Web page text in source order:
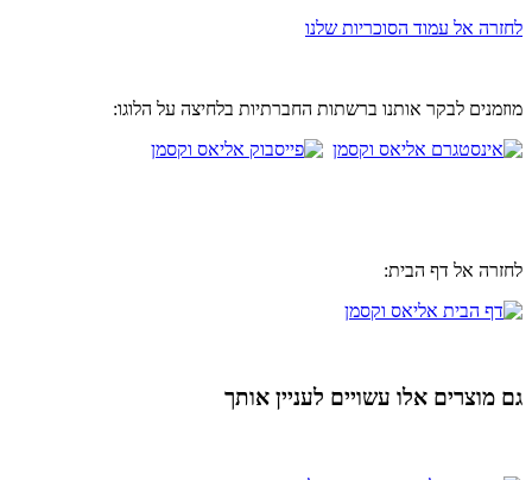
לחזרה אל עמוד הסוכריות שלנו
מוזמנים לבקר אותנו ברשתות החברתיות בלחיצה על הלוגו:
לחזרה אל דף הבית:
גם מוצרים אלו עשויים לעניין אותך